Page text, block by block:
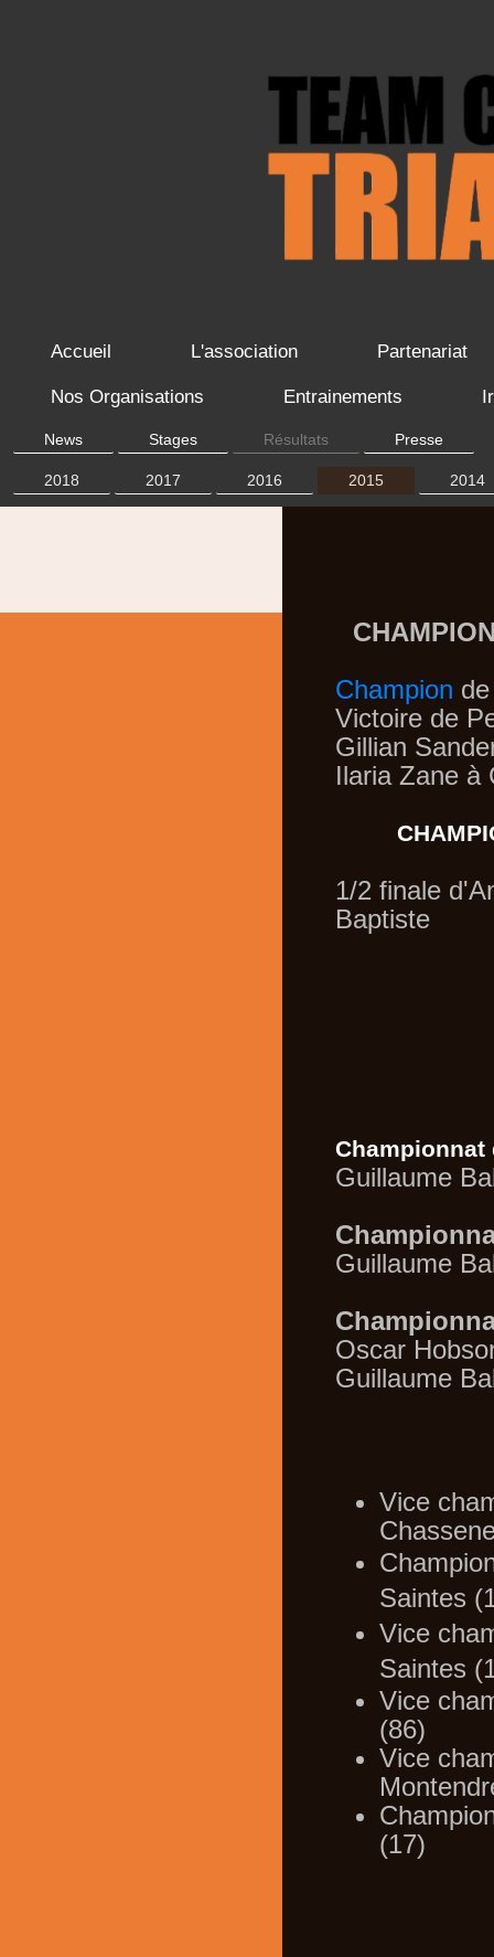
Accueil L'association Partenariat
Nos Organisations Entrainements
News Stages Résultats Presse
2018 2017 2016 2015 2014
Champion
Victoire de
Gillian
Ilaria Zane à
1/2 finale
Baptiste
Championnat
Guillaume
Guillaume
Oscar
Guillaume
Vice
Saintes
Vice
Saintes
Vice
(86)
Vice
(17)